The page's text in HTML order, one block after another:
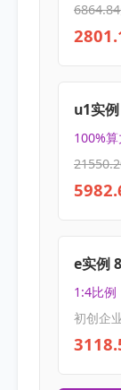
u1实
100%
e实例
1:4比
初创企